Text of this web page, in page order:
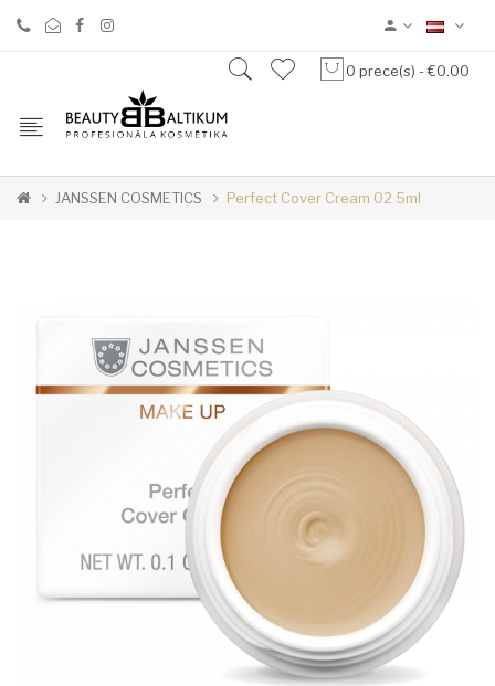
0 prece(s) - €0.00
JANSSEN COSMETICS Perfect Cover Cream 02 5ml